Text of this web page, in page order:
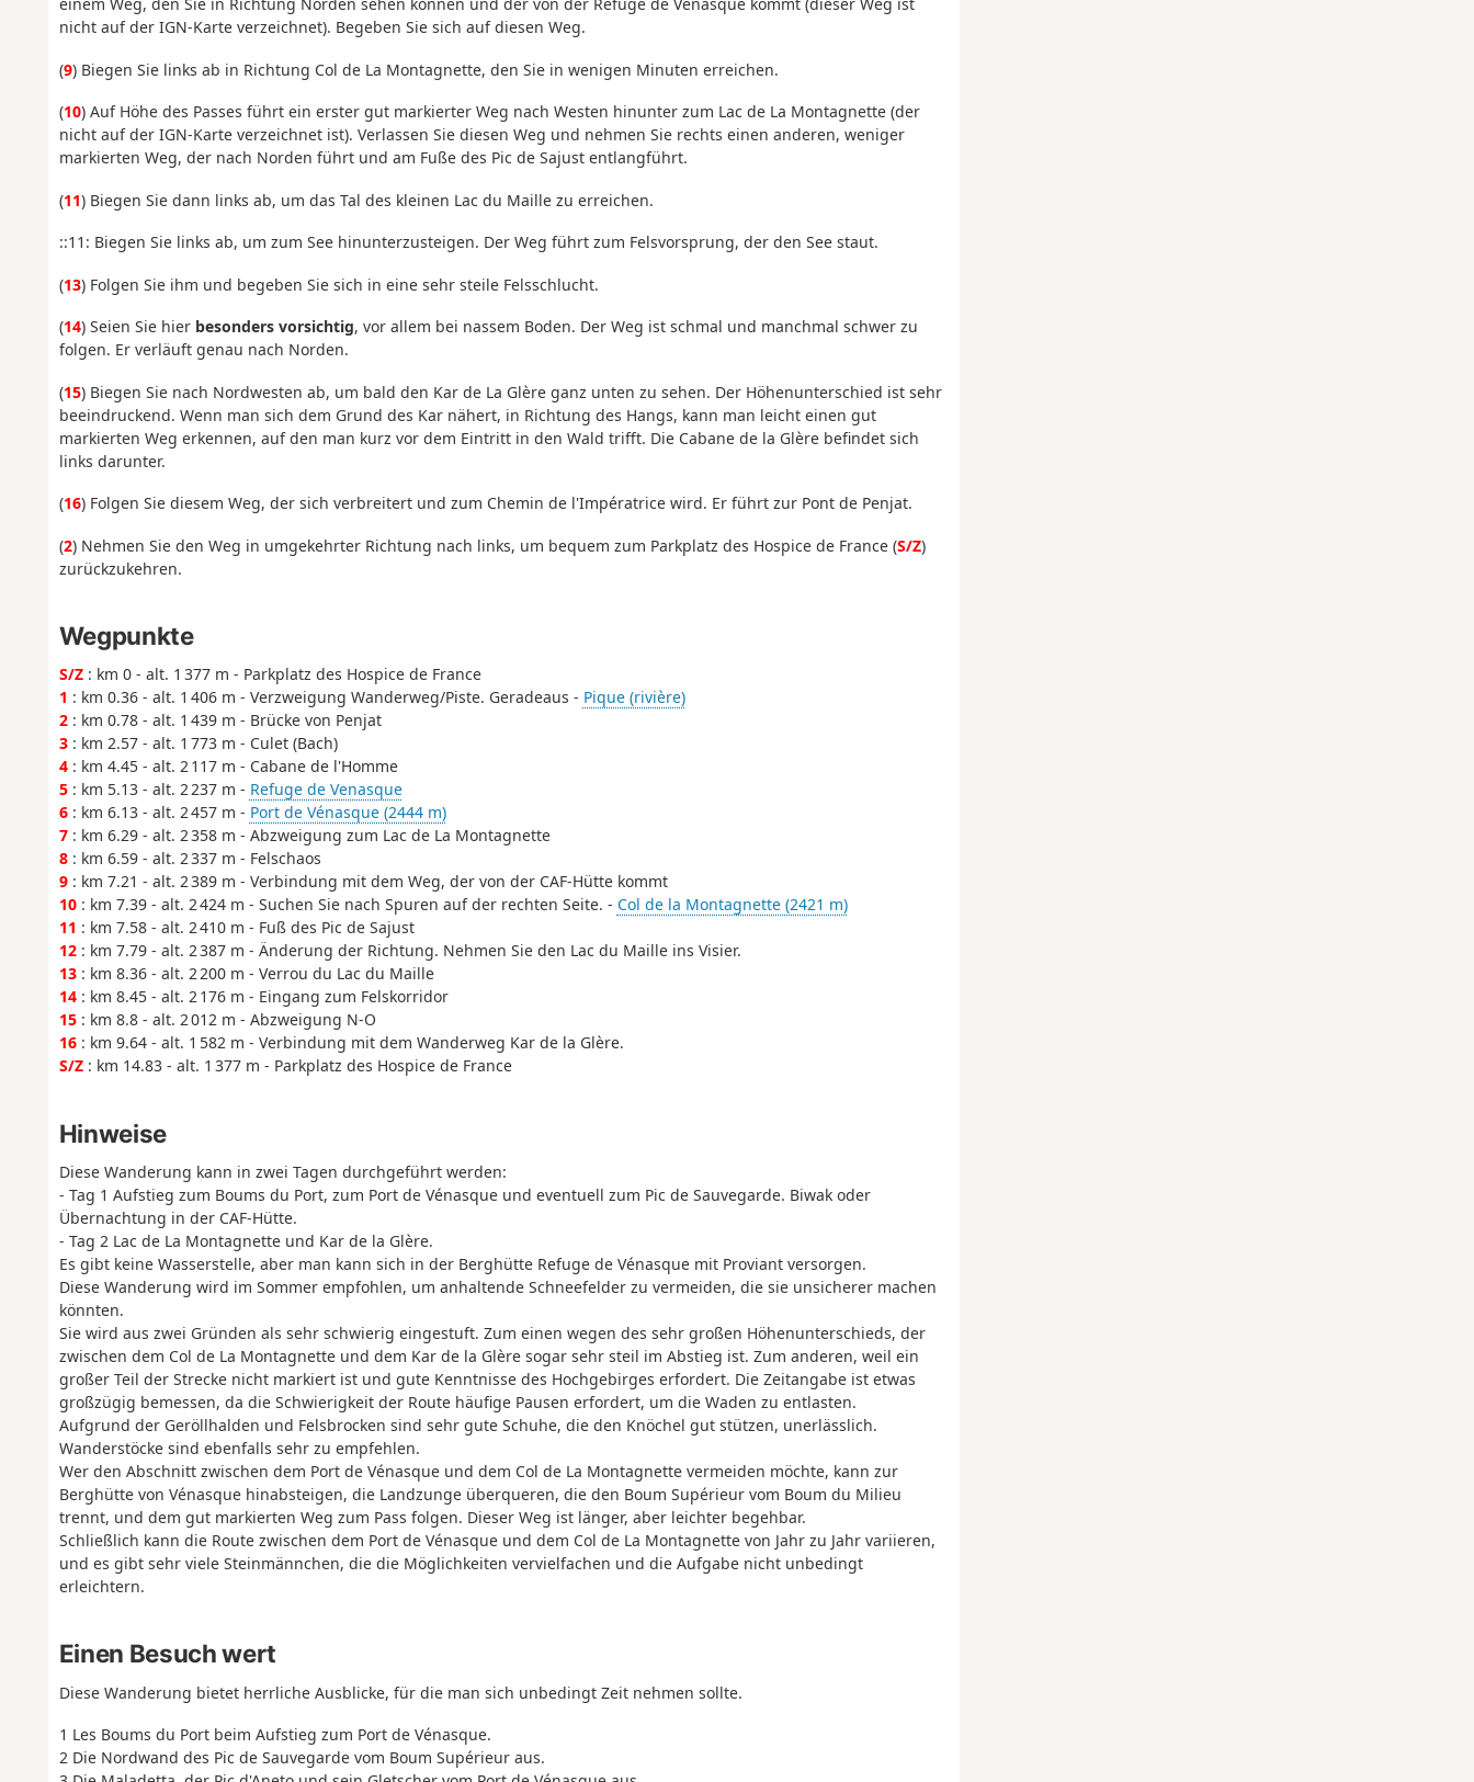
einem Weg, den Sie in Richtung Norden sehen können und der von der Refuge de Vénasque kommt (dieser Weg ist
nicht auf der IGN-Karte verzeichnet). Begeben Sie sich auf diesen Weg.
(9) Biegen Sie links ab in Richtung Col de La Montagnette, den Sie in wenigen Minuten erreichen.
(10) Auf Höhe des Passes führt ein erster gut markierter Weg nach Westen hinunter zum Lac de La Montagnette (der
nicht auf der IGN-Karte verzeichnet ist). Verlassen Sie diesen Weg und nehmen Sie rechts einen anderen, weniger
markierten Weg, der nach Norden führt und am Fuße des Pic de Sajust entlangführt.
(11) Biegen Sie dann links ab, um das Tal des kleinen Lac du Maille zu erreichen.
::11: Biegen Sie links ab, um zum See hinunterzusteigen. Der Weg führt zum Felsvorsprung, der den See staut.
(13) Folgen Sie ihm und begeben Sie sich in eine sehr steile Felsschlucht.
(14) Seien Sie hier besonders vorsichtig, vor allem bei nassem Boden. Der Weg ist schmal und manchmal schwer zu
folgen. Er verläuft genau nach Norden.
(15) Biegen Sie nach Nordwesten ab, um bald den Kar de La Glère ganz unten zu sehen. Der Höhenunterschied ist sehr
beeindruckend. Wenn man sich dem Grund des Kar nähert, in Richtung des Hangs, kann man leicht einen gut
markierten Weg erkennen, auf den man kurz vor dem Eintritt in den Wald trifft. Die Cabane de la Glère befindet sich
links darunter.
(16) Folgen Sie diesem Weg, der sich verbreitert und zum Chemin de l'Impératrice wird. Er führt zur Pont de Penjat.
(2) Nehmen Sie den Weg in umgekehrter Richtung nach links, um bequem zum Parkplatz des Hospice de France (S/Z)
zurückzukehren.
Wegpunkte
S/Z: km 0 - alt. 1 377 m - Parkplatz des Hospice de France
1 : km 0.36 - alt. 1 406 m - Verzweigung Wanderweg/Piste. Geradeaus - Pique (rivière)
2: km 0.78 - alt. 1 439 m - Brücke von Penjat
3: km 2.57 - alt. 1 773 m - Culet (Bach)
4: km 4.45 - alt. 2 117 m - Cabane de l'Homme
5: km 5.13 - alt. 2 237 m - Refuge de Venasque
6: km 6.13 - alt. 2 457 m - Port de Vénasque (2444 m)
7: km 6.29 - alt. 2 358 m - Abzweigung zum Lac de La Montagnette
8: km 6.59 - alt. 2 337 m - Felschaos
9: km 7.21 - alt. 2 389 m - Verbindung mit dem Weg, der von der CAF-Hütte kommt
10: km 7.39 - alt. 2 424 m - Suchen Sie nach Spuren auf der rechten Seite. - Col de la Montagnette (2421 m)
11 : km 7.58 - alt. 2 410 m - Fuß des Pic de Sajust
12: km 7.79 - alt. 2 387 m - Änderung der Richtung. Nehmen Sie den Lac du Maille ins Visier.
13: km 8.36 - alt. 2 200 m - Verrou du Lac du Maille
14: km 8.45 - alt. 2 176 m - Eingang zum Felskorridor
15: km 8.8 - alt. 2 012 m - Abzweigung N-O
16: km 9.64 - alt. 1 582 m - Verbindung mit dem Wanderweg Kar de la Glère.
S/Z: km 14.83 - alt. 1 377 m - Parkplatz des Hospice de France
Hinweise
Diese Wanderung kann in zwei Tagen durchgeführt werden:
- Tag 1 Aufstieg zum Boums du Port, zum Port de Vénasque und eventuell zum Pic de Sauvegarde. Biwak oder
Übernachtung in der CAF-Hütte.
- Tag 2 Lac de La Montagnette und Kar de la Glère.
Es gibt keine Wasserstelle, aber man kann sich in der Berghütte Refuge de Vénasque mit Proviant versorgen.
Diese Wanderung wird im Sommer empfohlen, um anhaltende Schneefelder zu vermeiden, die sie unsicherer machen
könnten.
Sie wird aus zwei Gründen als sehr schwierig eingestuft. Zum einen wegen des sehr großen Höhenunterschieds, der
zwischen dem Col de La Montagnette und dem Kar de la Glère sogar sehr steil im Abstieg ist. Zum anderen, weil ein
großer Teil der Strecke nicht markiert ist und gute Kenntnisse des Hochgebirges erfordert. Die Zeitangabe ist etwas
großzügig bemessen, da die Schwierigkeit der Route häufige Pausen erfordert, um die Waden zu entlasten.
Aufgrund der Geröllhalden und Felsbrocken sind sehr gute Schuhe, die den Knöchel gut stützen, unerlässlich.
Wanderstöcke sind ebenfalls sehr zu empfehlen.
Wer den Abschnitt zwischen dem Port de Vénasque und dem Col de La Montagnette vermeiden möchte, kann zur
Berghütte von Vénasque hinabsteigen, die Landzunge überqueren, die den Boum Supérieur vom Boum du Milieu
trennt, und dem gut markierten Weg zum Pass folgen. Dieser Weg ist länger, aber leichter begehbar.
Schließlich kann die Route zwischen dem Port de Vénasque und dem Col de La Montagnette von Jahr zu Jahr variieren,
und es gibt sehr viele Steinmännchen, die die Möglichkeiten vervielfachen und die Aufgabe nicht unbedingt
erleichtern.
Einen Besuch wert
Diese Wanderung bietet herrliche Ausblicke, für die man sich unbedingt Zeit nehmen sollte.
1 Les Boums du Port beim Aufstieg zum Port de Vénasque.
2 Die Nordwand des Pic de Sauvegarde vom Boum Supérieur aus.